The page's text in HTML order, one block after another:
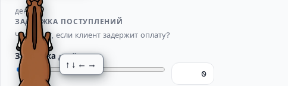
день
ЗАДЕРЖКА ПОСТУПЛЕНИЙ
Что будет, если клиент задержит оплату?
Задержка дней
↑↓←→